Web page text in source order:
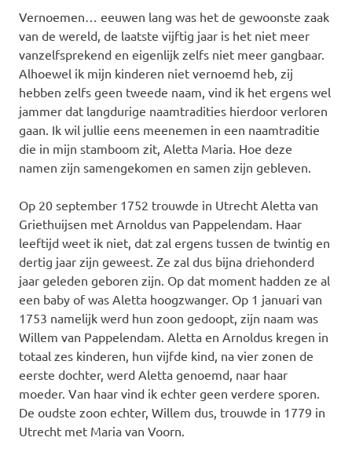
Vernoemen… eeuwen lang was het de gewoonste zaak
van de wereld, de laatste vijftig jaar is het niet meer
vanzelfsprekend en eigenlijk zelfs niet meer gangbaar.
Alhoewel ik mijn kinderen niet vernoemd heb, zij
hebben zelfs geen tweede naam, vind ik het ergens wel
jammer dat langdurige naamtradities hierdoor verloren
gaan. Ik wil jullie eens meenemen in een naamtraditie
die in mijn stamboom zit, Aletta Maria. Hoe deze
namen zijn samengekomen en samen zijn gebleven.
Op 20 september 1752 trouwde in Utrecht Aletta van
Griethuijsen met Arnoldus van Pappelendam. Haar
leeftijd weet ik niet, dat zal ergens tussen de twintig en
dertig jaar zijn geweest. Ze zal dus bijna driehonderd
jaar geleden geboren zijn. Op dat moment hadden ze al
een baby of was Aletta hoogzwanger. Op 1 januari van
1753 namelijk werd hun zoon gedoopt, zijn naam was
Willem van Pappelendam. Aletta en Arnoldus kregen in
totaal zes kinderen, hun vijfde kind, na vier zonen de
eerste dochter, werd Aletta genoemd, naar haar
moeder. Van haar vind ik echter geen verdere sporen.
De oudste zoon echter, Willem dus, trouwde in 1779 in
Utrecht met Maria van Voorn.